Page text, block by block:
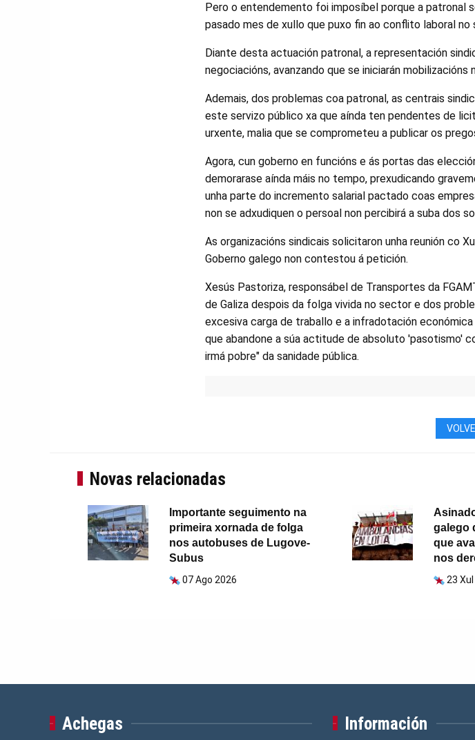
Pero o entendemento foi imposíbel porque a patronal
pasado mes de xullo que puxo fin ao conflito laboral no
Diante desta actuación patronal, a representación
negociacións, avanzando que se iniciarán
Ademais, dos problemas coa patronal, as centrais
este servizo público xa que aínda ten pendentes de
urxente, malia que se comprometeu a publicar os
Agora, cun goberno en funcións e ás portas das
demorarase aínda máis no tempo, prexudicando
unha parte do incremento salarial pactado coas
non se adxudiquen o persoal non percibirá a suba dos
As organizacións sindicais solicitaron unha reunión co
Goberno galego non contestou á petición.
Xesús Pastoriza, responsábel de Transportes da
de Galiza despois da folga vivida no sector e dos
excesiva carga de traballo e a infradotación
que abandone a súa actitude de absoluto 'pasotismo'
irmá pobre" da sanidade pública.
Novas relacionadas
Importante seguimento na
primeira xornada de folga
nos autobuses de Lugove-
Subus
07 Ago 2026
galego
que
nos
23
Achegas Información